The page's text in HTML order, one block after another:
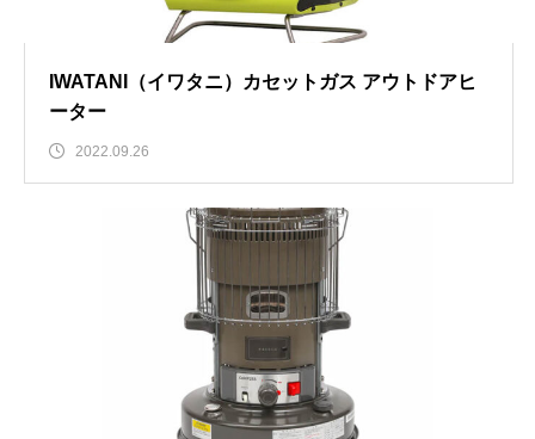
IWATANI（イワタニ）カセットガス アウトドアヒ
ーター
2022.09.26